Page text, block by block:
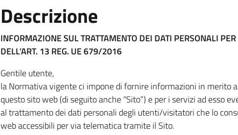
Descrizione
INFORMAZIONE SUL TRATTAMENTO DEI DATI PERSONALI
DELL’ART. 13 REG. UE 679/2016
Gentile utente,
la Normativa vigente ci impone di fornire informazioni in merito
questo sito web (di seguito anche “Sito”) e per i servizi ad esso
al trattamento dei dati personali degli utenti/visitatori che lo
web accessibili per via telematica tramite il Sito.